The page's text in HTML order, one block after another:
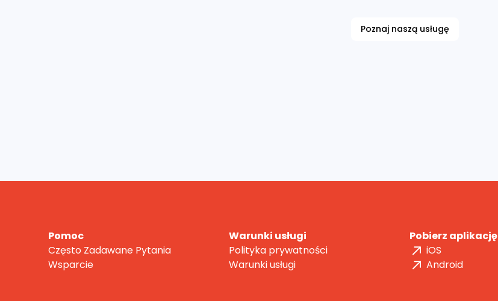
Poznaj naszą usługę
Pomoc
Często Zadawane Pytania
Wsparcie
Warunki usługi
Polityka prywatności
Warunki usługi
Pobierz aplikację
iOS
Android